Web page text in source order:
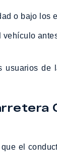
o bajo los
vehículo
usuarios
el